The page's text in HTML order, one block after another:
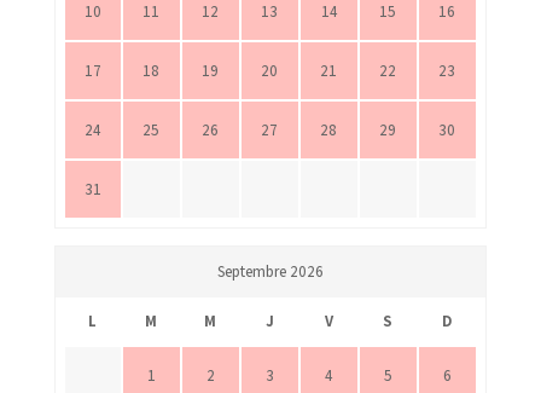
10 11 12 13 14 15 16
17 18 19 20 21 22 23
24 25 26 27 28 29 30
31
Septembre 2026
L M M J V S D
1 2 3 4 5 6